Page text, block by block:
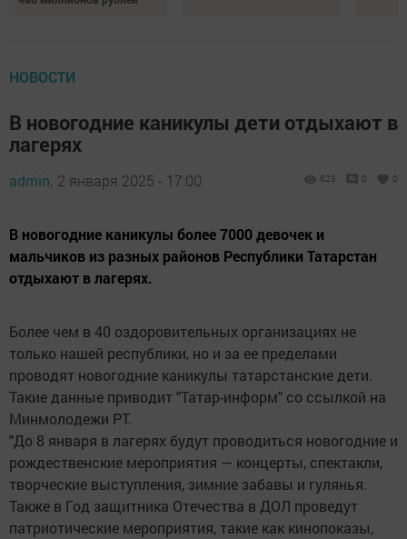
НОВОСТИ
В новогодние каникулы дети отдыхают в
лагерях
admin, 2 января 2025 - 17:00 623 0 0
В новогодние каникулы более 7000 девочек и
мальчиков из разных районов Республики Татарстан
отдыхают в лагерях.
Более чем в 40 оздоровительных организациях не
только нашей республики, но и за ее пределами
проводят новогодние каникулы татарстанские дети.
Такие данные приводит "Татар-информ" со ссылкой на
Минмолодежи РТ.
"До 8 января в лагерях будут проводиться новогодние и
рождественские мероприятия — концерты, спектакли,
творческие выступления, зимние забавы и гулянья.
Также в Год защитника Отечества в ДОЛ проведут
патриотические мероприятия, такие как кинопоказы,